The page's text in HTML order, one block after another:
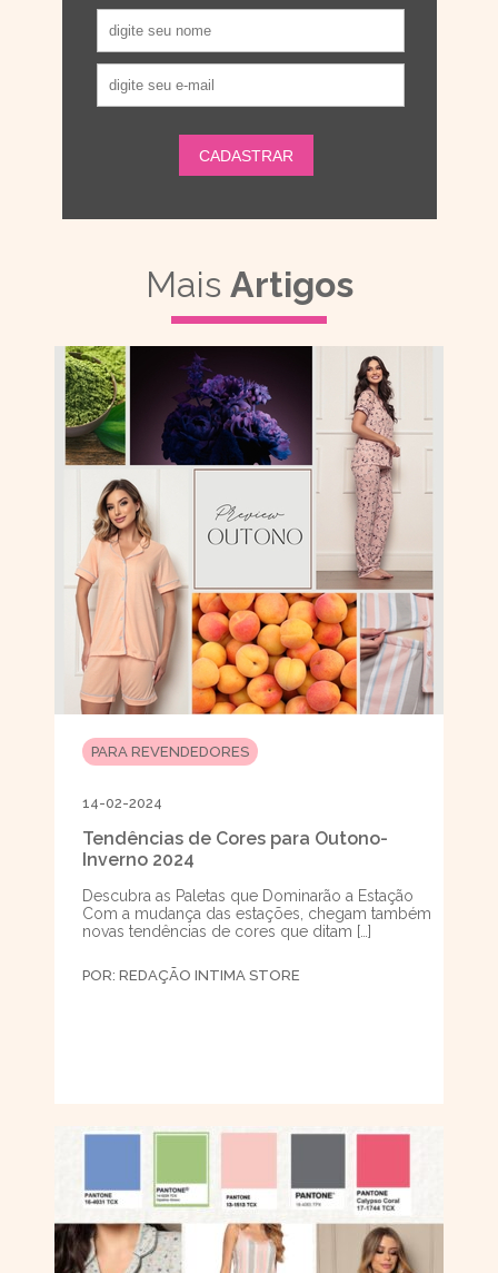
Mais Artigos
PARA REVENDEDORES
14-02-2024
Tendências de Cores para Outono-
Inverno 2024
Descubra as Paletas que Dominarão a Estação
Com a mudança das estações, chegam também
novas tendências de cores que ditam […]
POR: REDAÇÃO INTIMA STORE